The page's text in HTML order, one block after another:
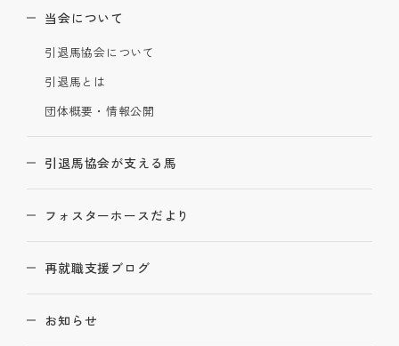
当会について
引退馬協会について
引退馬とは
団体概要・情報公開
引退馬協会が支える馬
フォスターホースだより
再就職支援ブログ
お知らせ